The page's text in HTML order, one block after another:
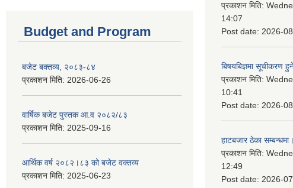
Budget and Program
बजेट बक्तव्य, २०८३-८४
प्रकाशन मिति: 2026-06-26
वार्षिक बजेट पुस्तक आ.व २०८२/८३
प्रकाशन मिति: 2025-09-16
आर्थिक वर्ष २०८२।८३ को बजेट वक्तव्य
प्रकाशन मिति: 2025-06-23
प्रकाशन मिति:
14:07
Post date: 2026-
बिषयबिज्ञमा सूचीकरण
प्रकाशन मिति:
10:41
Post date: 2026-
हाटबजार ठेका सम्बन्धमा।
प्रकाशन मिति:
12:49
Post date: 2026-